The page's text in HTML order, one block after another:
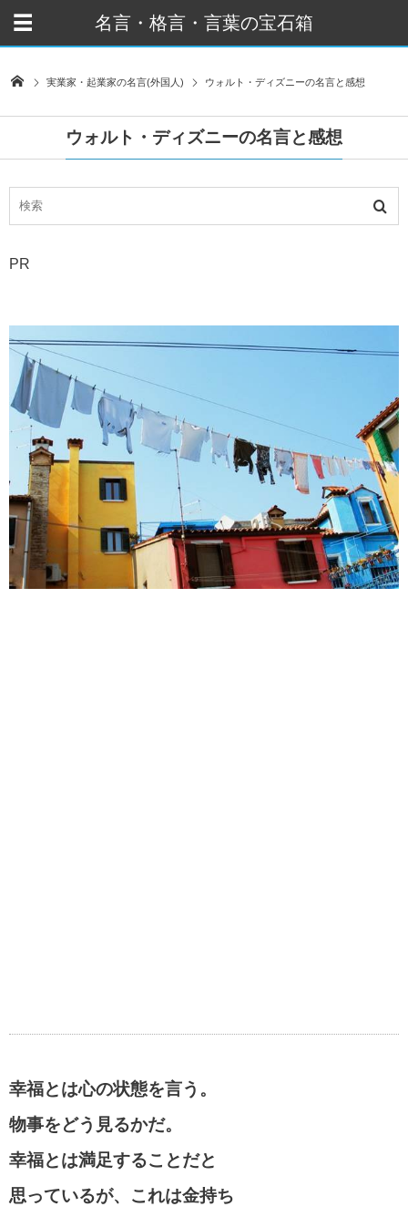
名言・格言・言葉の宝石箱
実業家・起業家の名言(外国人) ウォルト・ディズニーの名言と感想
ウォルト・ディズニーの名言と感想
PR
幸福とは心の状態を言う。
物事をどう見るかだ。
幸福とは満足することだと
思っているが、これは金持ち